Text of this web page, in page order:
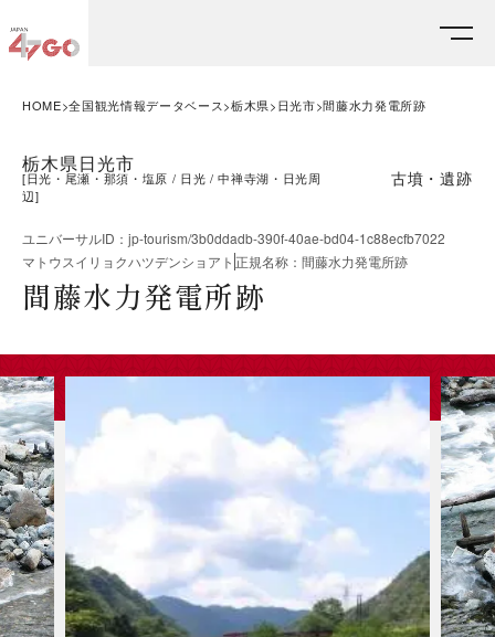
HOME 全国観光情報データベース 栃木県 日光市 間藤水力発電所跡
栃木県日光市
[日光・尾瀬・那須・塩原 日光
中禅寺湖・日光周
辺]
古墳・遺跡
ユニバーサルID ： jp-tourism/3b0ddadb-390f-40ae-bd04-1c88ecfb7022
マトウスイリョクハツデンショアト 正規名称 ： 間藤水力発電所跡
間藤水力発電所跡